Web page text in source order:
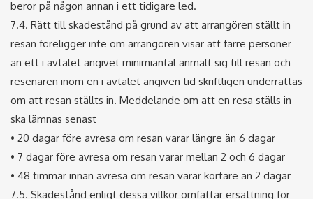
beror på någon annan i ett tidigare led.
7.4. Rätt till skadestånd på grund av att arrangören ställt in
resan föreligger inte om arrangören visar att färre personer
än ett i avtalet angivet minimiantal anmält sig till resan och
resenären inom en i avtalet angiven tid skriftligen underrättas
om att resan ställts in. Meddelande om att en resa ställs in
ska lämnas senast
• 20 dagar före avresa om resan varar längre än 6 dagar
• 7 dagar före avresa om resan varar mellan 2 och 6 dagar
• 48 timmar innan avresa om resan varar kortare än 2 dagar
7.5. Skadestånd enligt dessa villkor omfattar ersättning för